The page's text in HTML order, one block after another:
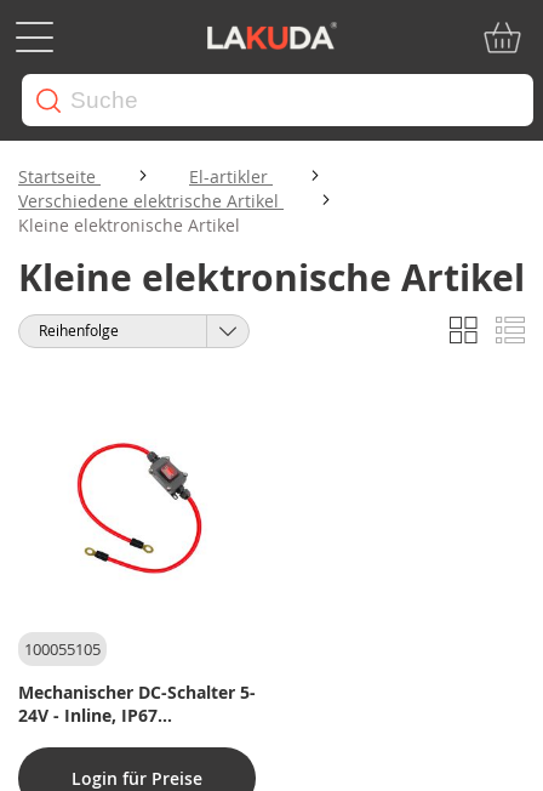
Startseite
El-artikler
Verschiedene elektrische Artikel
Kleine elektronische Artikel
Kleine elektronische Artikel
Anzeigen
als
Liste
Sortieren
100055105
Mechanischer DC-Schalter 5-
24V - Inline, IP67
Login für Preise